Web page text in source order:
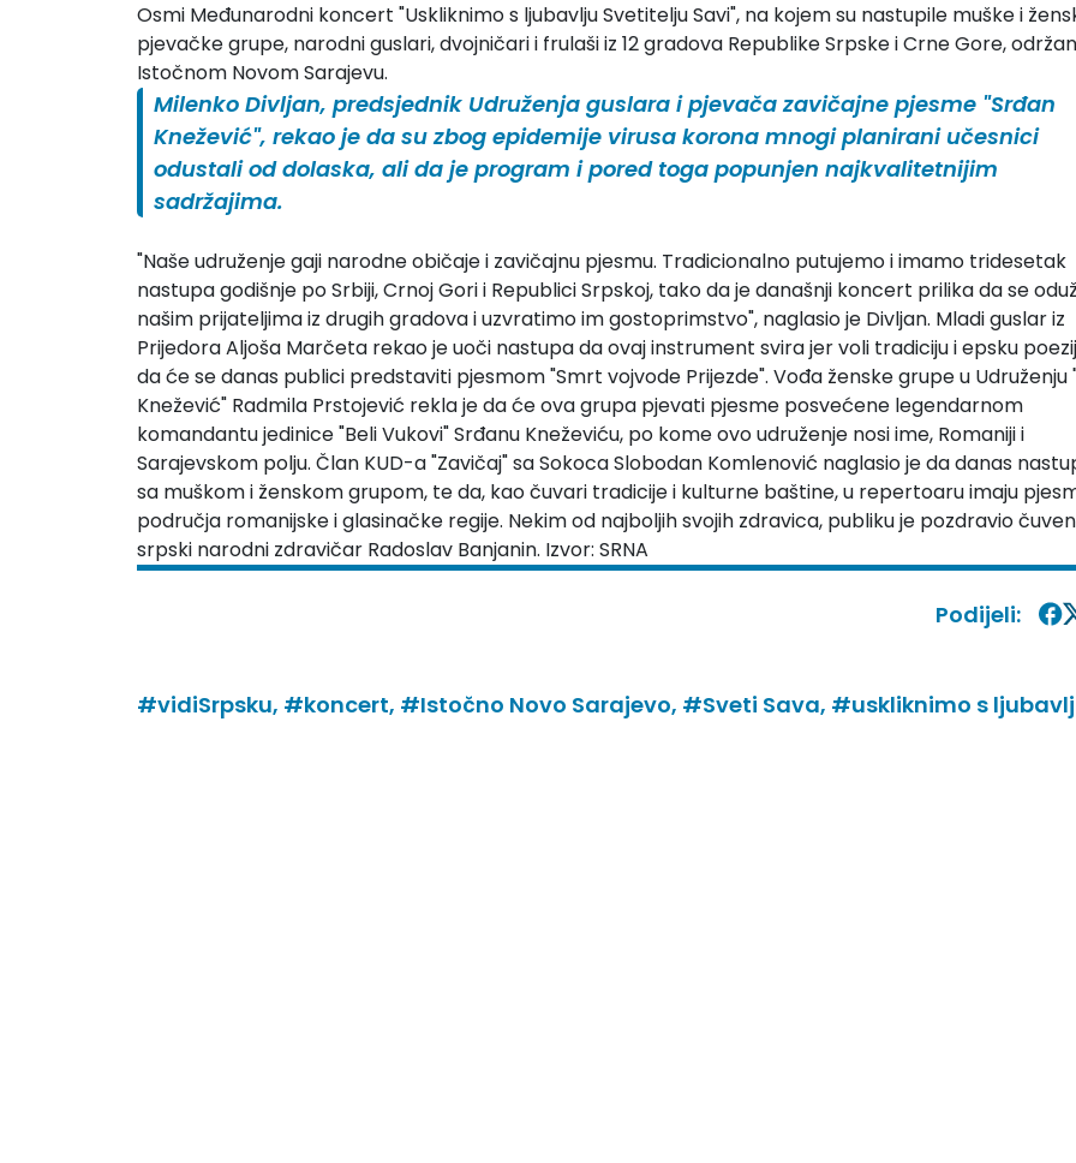
Osmi Međunarodni koncert "Uskliknimo s ljubavlju Svetitelju Savi", na kojem su nastupile muške i
pjevačke grupe, narodni guslari, dvojničari i frulaši iz 12 gradova Republike Srpske i Crne Gore,
Istočnom Novom Sarajevu.
Milenko Divljan, predsjednik Udruženja guslara i pjevača zavičajne pjesme "Srđan
Knežević", rekao je da su zbog epidemije virusa korona mnogi planirani učesnici
odustali od dolaska, ali da je program i pored toga popunjen najkvalitetnijim
sadržajima.
"Naše udruženje gaji narodne običaje i zavičajnu pjesmu. Tradicionalno putujemo i imamo tridesetak
nastupa godišnje po Srbiji, Crnoj Gori i Republici Srpskoj, tako da je današnji koncert prilika da se
našim prijateljima iz drugih gradova i uzvratimo im gostoprimstvo", naglasio je Divljan. Mladi guslar iz
Prijedora Aljoša Marčeta rekao je uoči nastupa da ovaj instrument svira jer voli tradiciju i epsku
da će se danas publici predstaviti pjesmom "Smrt vojvode Prijezde". Vođa ženske grupe u Udruženju
Knežević" Radmila Prstojević rekla je da će ova grupa pjevati pjesme posvećene legendarnom
komandantu jedinice "Beli Vukovi" Srđanu Kneževiću, po kome ovo udruženje nosi ime, Romaniji i
Sarajevskom polju. Član KUD-a "Zavičaj" sa Sokoca Slobodan Komlenović naglasio je da danas
sa muškom i ženskom grupom, te da, kao čuvari tradicije i kulturne baštine, u repertoaru imaju
područja romanijske i glasinačke regije. Nekim od najboljih svojih zdravica, publiku je pozdravio
srpski narodni zdravičar Radoslav Banjanin. Izvor: SRNA
Podijeli:
#vidiSrpsku, #koncert, #Istočno Novo Sarajevo, #Sveti Sava, #uskliknimo s